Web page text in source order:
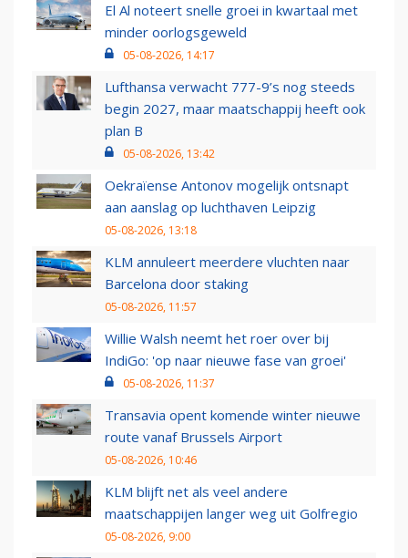
El Al noteert snelle groei in kwartaal met
minder oorlogsgeweld
05-08-2026, 14:17
Lufthansa verwacht 777-9’s nog steeds
begin 2027, maar maatschappij heeft ook
plan B
05-08-2026, 13:42
Oekraïense Antonov mogelijk ontsnapt
aan aanslag op luchthaven Leipzig
05-08-2026, 13:18
KLM annuleert meerdere vluchten naar
Barcelona door staking
05-08-2026, 11:57
Willie Walsh neemt het roer over bij
IndiGo: 'op naar nieuwe fase van groei'
05-08-2026, 11:37
Transavia opent komende winter nieuwe
route vanaf Brussels Airport
05-08-2026, 10:46
KLM blijft net als veel andere
maatschappijen langer weg uit Golfregio
05-08-2026, 9:00